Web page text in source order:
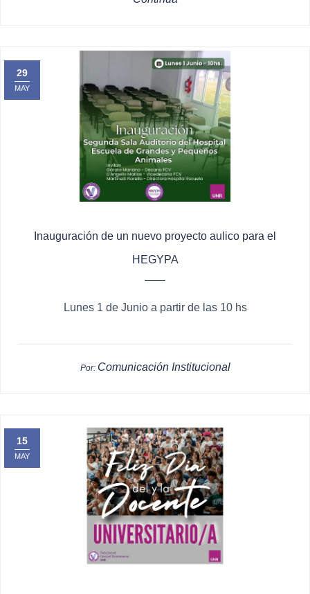
29
MAY
Inauguración de un nuevo proyecto aulico para el
HEGYPA
Lunes 1 de Junio a partir de las 10 hs
Por: Comunicación Institucional
15
MAY